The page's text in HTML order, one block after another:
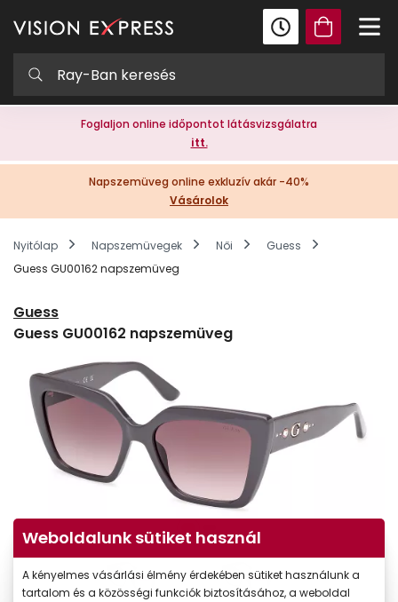
Foglaljon online időpontot látásvizsgálatra
itt.
Napszemüveg online exkluzív akár -40%
Vásárolok
Nyitólap Napszemüvegek Női
Guess
Guess GU00162 napszemüveg
Guess
Guess GU00162 napszemüveg
Weboldalunk sütiket használ
A kényelmes vásárlási élmény érdekében sütiket használunk a
tartalom és a közösségi funkciók biztosításához, a weboldal